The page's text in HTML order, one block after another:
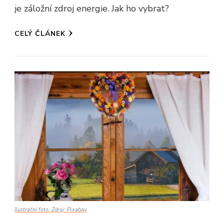
je záložní zdroj energie. Jak ho vybrat?
CELÝ ČLÁNEK
Ilustrační foto. Zdroj: Pixabay